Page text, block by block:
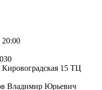
15 ТЦ
Владимир Юрьевич